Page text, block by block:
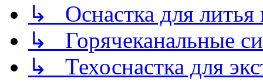
↳ Оснастка для литья
↳ Горячеканальные
↳ Техоснастка для